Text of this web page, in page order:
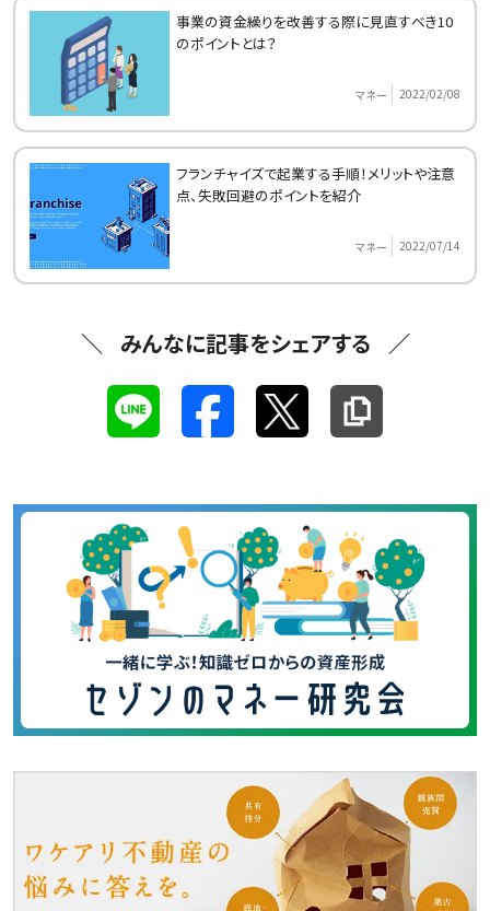
事業の資金繰りを改善する際に見直すべき10
のポイントとは？
マネー 2022/02/08
フランチャイズで起業する手順！メリットや注意
点、失敗回避のポイントを紹介
マネー 2022/07/14
みんなに記事をシェアする